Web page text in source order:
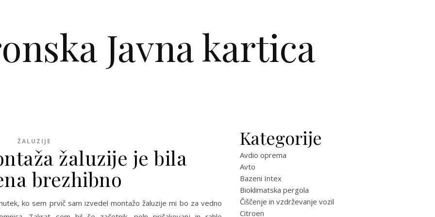
Javna kartica
ŽALUZIJE
žaluzije je bila
brezhibno
ko sem prvič sam izvedel montažo žaluzije mi bo za vedno
Kategorije
Avdio oprema
Avto
Bazeni Intex
Bioklimatska pergola
Čiščenje in vzdrževanje vozil
Citroen